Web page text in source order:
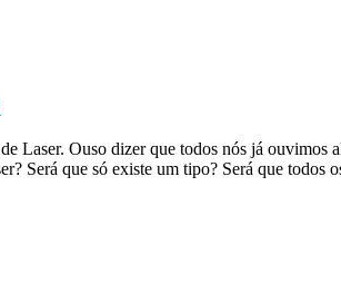
Laser. Ouso dizer que todos nós já ouvimos
Será que só existe um tipo? Será que todos